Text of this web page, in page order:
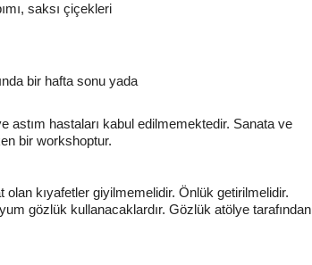
saksı çiçekleri
bir hafta sonu yada
astım hastaları kabul edilmemektedir. Sanata ve
bir workshoptur.
olan kıyafetler giyilmemelidir. Önlük getirilmelidir.
gözlük kullanacaklardır. Gözlük atölye tarafından